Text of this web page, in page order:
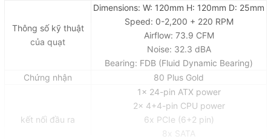
Thông số kỹ thuật
của quạt
Dimensions: W: 120mm H: 120mm D: 25mm
Speed: 0-2,200 + 220 RPM
Airflow: 73.9 CFM
Noise: 32.3 dBA
Bearing: FDB (Fluid Dynamic Bearing)
Chứng nhận
80 Plus Gold
kết nối đầu ra
1x 24-pin ATX power
2x 4+4-pin CPU power
6x PCIe (6+2 pin)
8x SATA